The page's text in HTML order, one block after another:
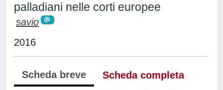
palladiani nelle corti europee
savio
2016
Scheda breve
Scheda completa